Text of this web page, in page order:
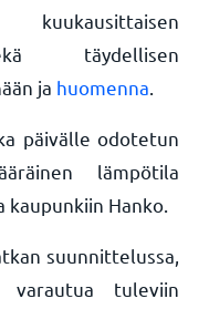
täydellisen
ja huomenna
päivälle odotetun
lämpötila
Hanko.
suunnittelussa,
tuleviin